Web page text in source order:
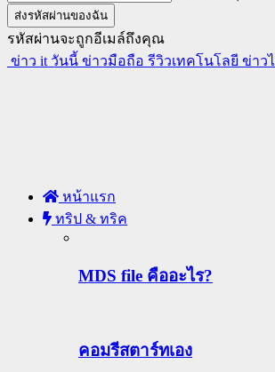
รหัสผ่านจะถูกอีเมล์ถึงคุณ
ข่าว it วันนี้ ข่าวมือถือ รีวิวเทคโนโลยี ข่า
หน้าแรก
ทริป & ทริค
MDS file คืออะไร?
คอมรีสตาร์ทเอง